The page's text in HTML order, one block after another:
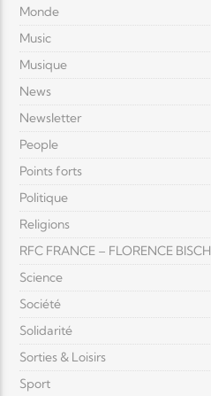
Monde
Music
Musique
News
Newsletter
People
Points forts
Politique
Religions
RFC FRANCE – FLORENCE BISCH
Science
Société
Solidarité
Sorties & Loisirs
Sport